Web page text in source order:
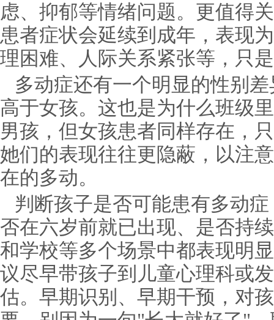
虑、抑郁等情绪问题。更值得
患者症状会延续到成年，表现
理困难、人际关系紧张等，只
多动症还有一个明显的性别
高于女孩。这也是为什么班级
男孩，但女孩患者同样存在，
她们的表现往往更隐蔽，以注
在的多动。
判断孩子是否可能患有多动
否在六岁前就已出现、是否持
和学校等多个场景中都表现明
议尽早带孩子到儿童心理科或
估。早期识别、早期干预，对